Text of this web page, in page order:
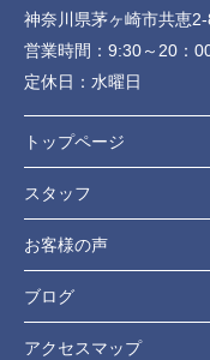
神奈川県茅ヶ崎市共恵
営業時間： 9:30～20：
定休日： 水曜日
トップページ
スタッフ
お客様の声
ブログ
アクセスマップ